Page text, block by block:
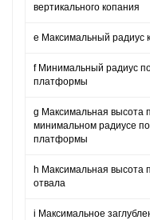
вертикального копания
e Максимальный радиус
f Минимальный радиус
платформы
g Максимальная высота
минимальном радиусе
платформы
h Максимальная высота
отвала
i Максимальное